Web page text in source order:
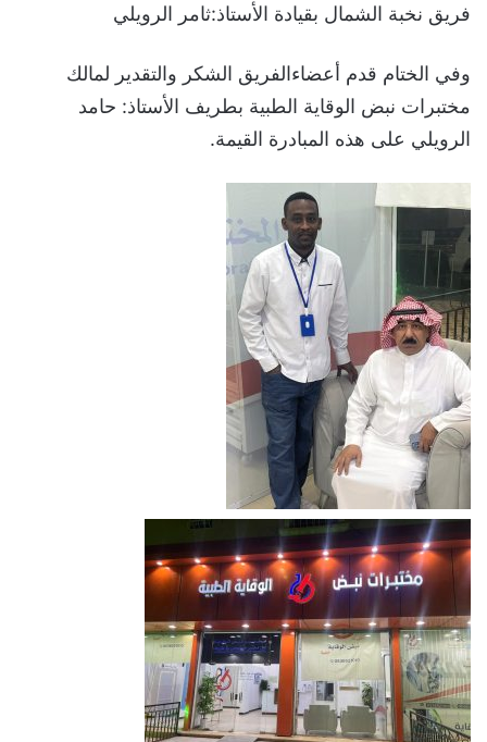
فريق نخبة الشمال بقيادة الأستاذ:ثامر الرويلي
وفي الختام قدم أعضاءالفريق الشكر والتقدير لمالك
مختبرات نبض الوقاية الطبية بطريف الأستاذ: حامد
الرويلي على هذه المبادرة القيمة.